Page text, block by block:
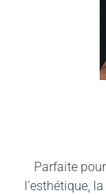
Parfaite
l’esthétique,